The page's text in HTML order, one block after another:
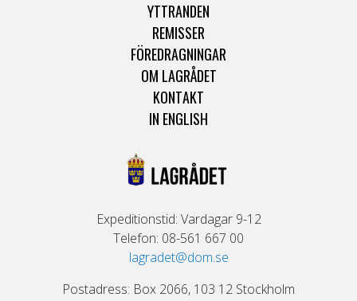
YTTRANDEN
REMISSER
FÖREDRAGNINGAR
OM LAGRÅDET
KONTAKT
IN ENGLISH
Expeditionstid: Vardagar 9-12
Telefon: 08-561 667 00
lagradet@dom.se
Postadress: Box 2066, 103 12 Stockholm